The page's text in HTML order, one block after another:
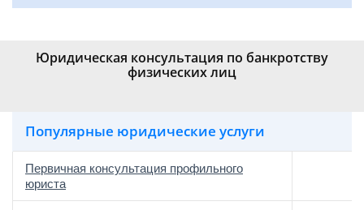
Юридическая консультация по банкротству
физических лиц
Популярные юридические услуги
Первичная консультация профильного
юриста